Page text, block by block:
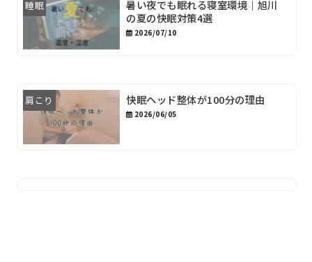
睡眠
暑い夜でも眠れる寝室環境｜旭川
の夏の快眠対策4選
2026/07/10
肩こり 快眠ヘッド整体が100分の理由
2026/06/05